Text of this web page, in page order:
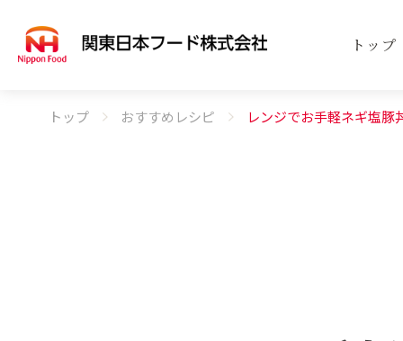
トップ
トップ おすすめレシピ レンジでお手軽ネギ塩豚